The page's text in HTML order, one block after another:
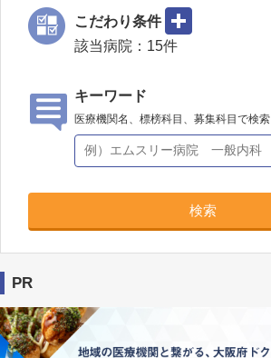
こだわり条件
該当病院： 15件
キーワード
医療機関名、標榜科目、募集科目で検索
検索
PR